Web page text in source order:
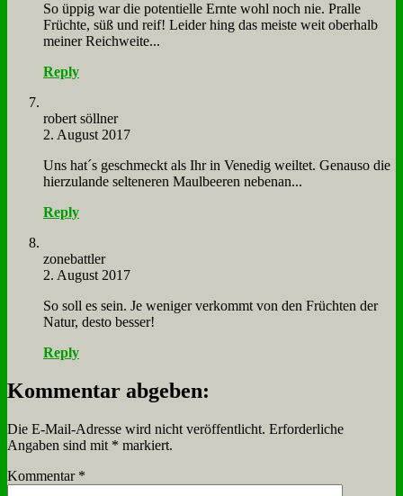
So üp­pig war die po­ten­ti­el­le Ern­te wohl noch nie. Pral­le
Früch­te, süß und reif! Lei­der hing das mei­ste weit ober­halb
mei­ner Reich­wei­te...
Reply
ro­bert söll­ner
2. August 2017
Uns hat´s ge­schmeckt als Ihr in Ve­ne­dig weil­tet. Ge­nau­so die
hier­zu­lan­de sel­te­ne­ren Maul­bee­ren ne­ben­an...
Reply
zone­batt­ler
2. August 2017
So soll es sein. Je we­ni­ger ver­kommt von den Früch­ten der
Na­tur, de­sto bes­ser!
Reply
Kommentar abgeben:
Die E-Mail-Adresse wird nicht veröffentlicht. Erforderliche
Angaben sind mit * markiert.
Kommentar *